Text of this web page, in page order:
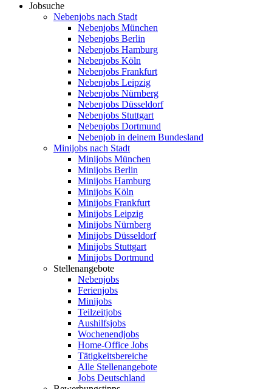
Jobsuche
Nebenjobs nach Stadt
Nebenjobs München
Nebenjobs Berlin
Nebenjobs Hamburg
Nebenjobs Köln
Nebenjobs Frankfurt
Nebenjobs Leipzig
Nebenjobs Nürnberg
Nebenjobs Düsseldorf
Nebenjobs Stuttgart
Nebenjobs Dortmund
Nebenjob in deinem Bundesland
Minijobs nach Stadt
Minijobs München
Minijobs Berlin
Minijobs Hamburg
Minijobs Köln
Minijobs Frankfurt
Minijobs Leipzig
Minijobs Nürnberg
Minijobs Düsseldorf
Minijobs Stuttgart
Minijobs Dortmund
Stellenangebote
Nebenjobs
Ferienjobs
Minijobs
Teilzeitjobs
Aushilfsjobs
Wochenendjobs
Home-Office Jobs
Tätigkeitsbereiche
Alle Stellenangebote
Jobs Deutschland